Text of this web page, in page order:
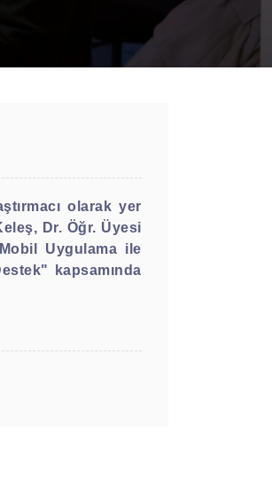
olarak yer
Dr. Öğr. Üyesi
Uygulama ile
kapsamında